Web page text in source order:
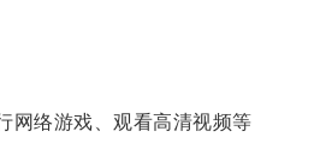
络游戏、观看高清视频等